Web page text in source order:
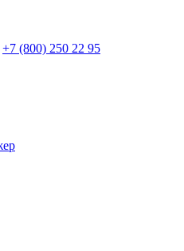
+7 (800) 250 22 95